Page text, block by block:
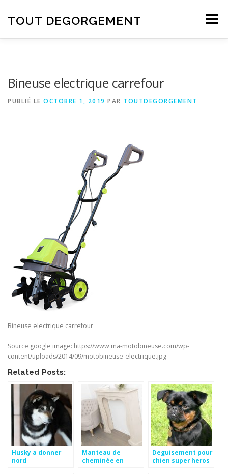
TOUT DEGORGEMENT Menu
Bineuse electrique carrefour
PUBLIÉ LE OCTOBRE 1, 2019 PAR TOUTDEGORGEMENT
Bineuse electrique carrefour
Source google image: https://www.ma-motobineuse.com/wp-
content/uploads/2014/09/motobineuse-electrique.jpg
Related Posts:
Husky a donner
nord
Manteau de
cheminée en
Deguisement pour
chien super heros